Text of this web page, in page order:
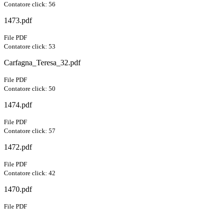
Contatore click: 56
1473.pdf
File PDF
Contatore click: 53
Carfagna_Teresa_32.pdf
File PDF
Contatore click: 50
1474.pdf
File PDF
Contatore click: 57
1472.pdf
File PDF
Contatore click: 42
1470.pdf
File PDF